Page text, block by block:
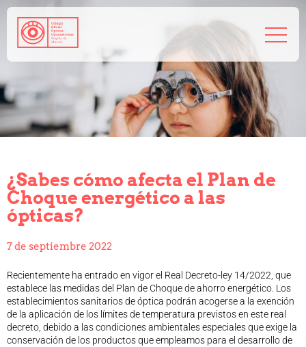
Salud visual
Preguntas frecuentes
Consejos de tu óptico-optometrista
Profesionales
Precolegiación
Tablón de anuncios
Biblioteca
Legislación
Ventajas
¿Sabes cómo afecta el Plan de
Choque energético a las
ópticas?
7 de septiembre 2022
Recientemente ha entrado en vigor el Real Decreto-ley 14/2022, que
establece las medidas del Plan de Choque de ahorro energético. Los
establecimientos sanitarios de óptica podrán acogerse a la exención
de la aplicación de los límites de temperatura previstos en este real
decreto, debido a las condiciones ambientales especiales que exige la
conservación de los productos que empleamos para el desarrollo de